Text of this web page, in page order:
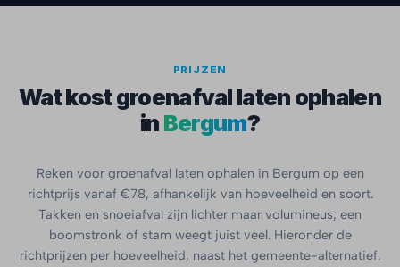
PRIJZEN
Wat kost groenafval laten ophalen
in Bergum?
Reken voor groenafval laten ophalen in Bergum op een
richtprijs vanaf €78, afhankelijk van hoeveelheid en soort.
Takken en snoeiafval zijn lichter maar volumineus; een
boomstronk of stam weegt juist veel. Hieronder de
richtprijzen per hoeveelheid, naast het gemeente-alternatief.